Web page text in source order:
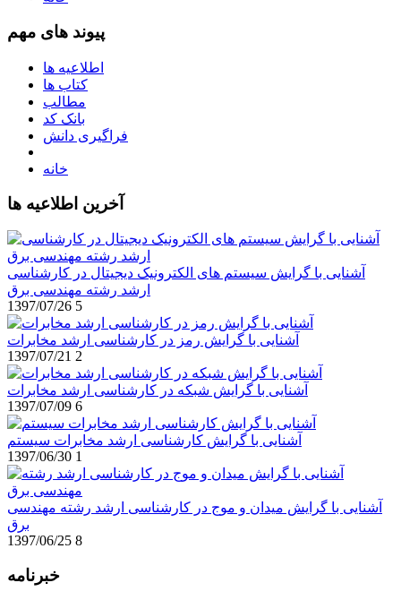
پیوند های مهم
اطلاعیه ها
کتاب ها
مطالب
بانک کد
فراگیری دانش
خانه
آخرین اطلاعیه ها
آشنایی با گرایش سیستم های الکترونیک دیجیتال در کارشناسی
ارشد رشته مهندسی برق
1397/07/26 5
آشنایی با گرایش رمز در کارشناسی ارشد مخابرات
1397/07/21 2
آشنایی با گرایش شبکه در کارشناسی ارشد مخابرات
1397/07/09 6
آشنایی با گرایش کارشناسی ارشد مخابرات سیستم
1397/06/30 1
آشنایی با گرایش میدان و موج در کارشناسی ارشد رشته مهندسی
برق
1397/06/25 8
خبرنامه